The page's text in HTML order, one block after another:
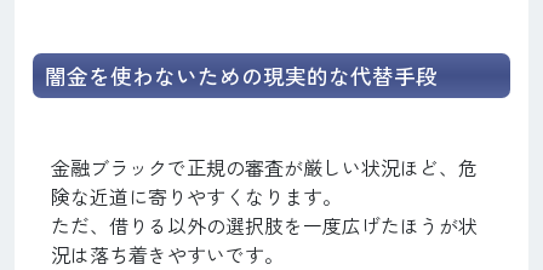
闇金を使わないための現実的な代替手段
金融ブラックで正規の審査が厳しい状況ほど、危
険な近道に寄りやすくなります。
ただ、借りる以外の選択肢を一度広げたほうが状
況は落ち着きやすいです。